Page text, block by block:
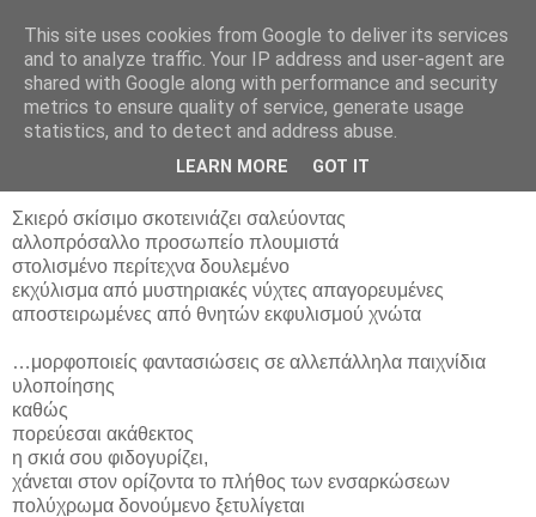
ΠΟΙΗΤΙΚΟΣ ΛΑΒΥΡΙΝΘΟΣ
Παρασκευή 7 Μαρτίου 2008
Απορίας άξιο
Σκιερό σκίσιμο σκοτεινιάζει σαλεύοντας
αλλοπρόσαλλο προσωπείο πλουμιστά
στολισμένο περίτεχνα δουλεμένο
εκχύλισμα από μυστηριακές νύχτες απαγορευμένες
αποστειρωμένες από θνητών εκφυλισμού χνώτα
…μορφοποιείς φαντασιώσεις σε αλλεπάλληλα παιχνίδια
υλοποίησης
καθώς
πορεύεσαι ακάθεκτος
η σκιά σου φιδογυρίζει,
χάνεται στον ορίζοντα το πλήθος των ενσαρκώσεων
πολύχρωμα δονούμενο ξετυλίγεται
This site uses cookies from Google to deliver its services
and to analyze traffic. Your IP address and user-agent are
shared with Google along with performance and security
metrics to ensure quality of service, generate usage
statistics, and to detect and address abuse.
LEARN MORE GOT IT